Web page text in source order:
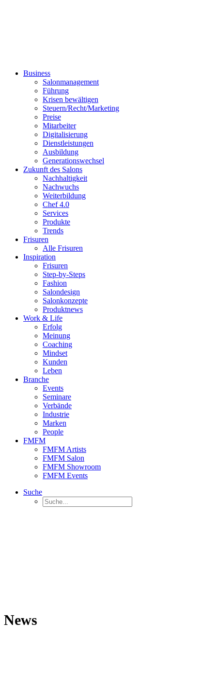
Business
Salonmanagement
Führung
Krisen bewältigen
Steuern/Recht/Marketing
Preise
Mitarbeiter
Digitalisierung
Dienstleistungen
Ausbildung
Generationswechsel
Zukunft des Salons
Nachhaltigkeit
Nachwuchs
Weiterbildung
Chef 4.0
Services
Produkte
Trends
Frisuren
Alle Frisuren
Inspiration
Frisuren
Step-by-Steps
Fashion
Salondesign
Salonkonzepte
Produktnews
Work & Life
Erfolg
Meinung
Coaching
Mindset
Kunden
Leben
Branche
Events
Seminare
Verbände
Industrie
Marken
People
FMFM
FMFM Artists
FMFM Salon
FMFM Showroom
FMFM Events
Suche
News